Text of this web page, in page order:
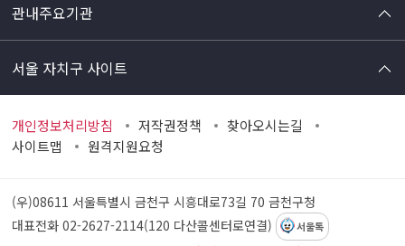
관내주요기관
서울 자치구 사이트
개인정보처리방침 저작권정책
찾아오시는길
사이트맵
원격지원요청
(우)08611 서울특별시 금천구 시흥대로73길 70금천구청
대표전화 02-2627-2114(120 다산콜센터로연결)
서울톡